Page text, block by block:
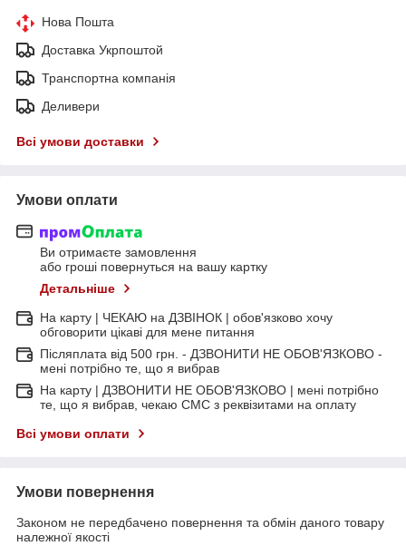
Нова Пошта
Доставка Укрпоштой
Транспортна компанія
Деливери
Всі умови доставки
Умови оплати
Ви отримаєте замовлення
або гроші повернуться на вашу картку
Детальніше
На карту | ЧЕКАЮ на ДЗВІНОК | обов'язково хочу
обговорити цікаві для мене питання
Післяплата від 500 грн. - ДЗВОНИТИ НЕ ОБОВ'ЯЗКОВО -
мені потрібно те, що я вибрав
На карту | ДЗВОНИТИ НЕ ОБОВ'ЯЗКОВО | мені потрібно
те, що я вибрав, чекаю СМС з реквізитами на оплату
Всі умови оплати
Умови повернення
Законом не передбачено повернення та обмін даного товару
належної якості